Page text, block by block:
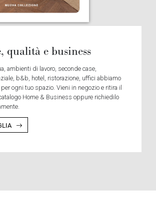
qualità e business
ambienti di lavoro, seconde case,
b&b, hotel, ristorazione, uffici abbiamo
per ogni tuo spazio. Vieni in negozio e ritira il
Home & Business oppure richiedilo